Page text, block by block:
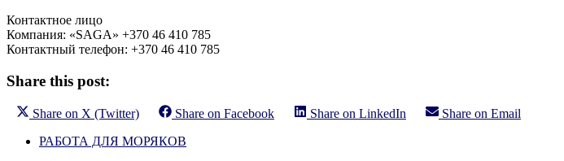
Контактное лицо
Компания: «SAGA» +370 46 410 785
Контактный телефон: +370 46 410 785
Share this post:
Share on X (Twitter) Share on Facebook Share on LinkedIn Share on Email
РАБОТА ДЛЯ МОРЯКОВ